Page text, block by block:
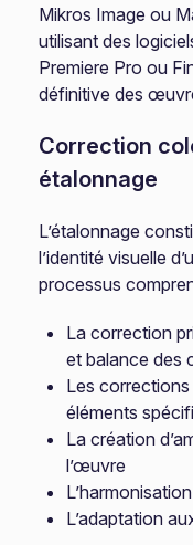
Mikros Image ou
utilisant des
Premiere Pro ou
définitive des
Correction
étalonnage
L’étalonnage
l’identité visuelle
processus
La correction
et balance des
Les
éléments
La création
l’œuvre
L’adaptation